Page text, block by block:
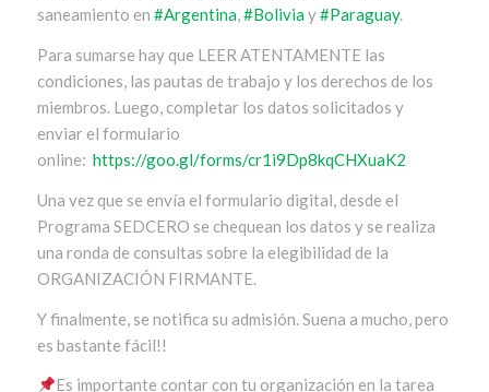
saneamiento en #Argentina,#Boliviay#Paraguay.
Para sumarse hay que LEER ATENTAMENTE las
condiciones, las pautas de trabajo y los derechos de los
miembros. Luego, completar los datos solicitados y
enviar el formulario
online: https://goo.gl/forms/cr1i9Dp8kqCHXuaK2
Una vez que se envía el formulario digital, desde el
Programa SEDCERO se chequean los datos y se realiza
una ronda de consultas sobre la elegibilidad de la
ORGANIZACIÓN FIRMANTE.
Y finalmente, se notifica su admisión. Suena a mucho, pero
es bastante fácil!!
Es importante contar con tu organización en la tarea